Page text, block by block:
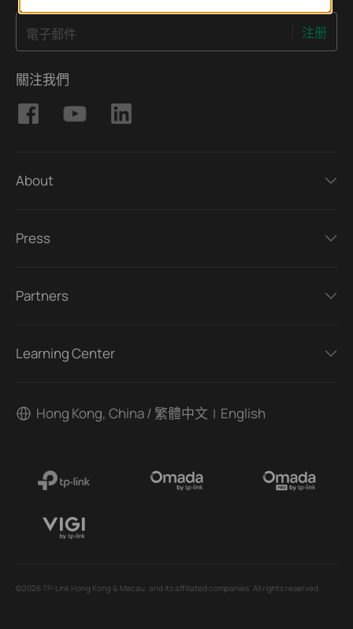
電子郵件 注册
關注我們
About
Press
Partners
Learning Center
Hong Kong, China / 繁體中文 | English
©2026 TP-Link Hong Kong & Macau. and its affiliated companies. All rights reserved.